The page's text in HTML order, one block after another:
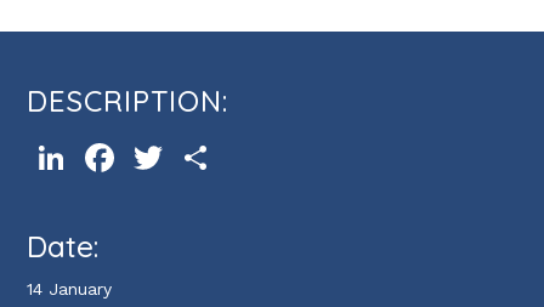
DESCRIPTION:
LinkedInFacebookTwitter
Date:
14 January